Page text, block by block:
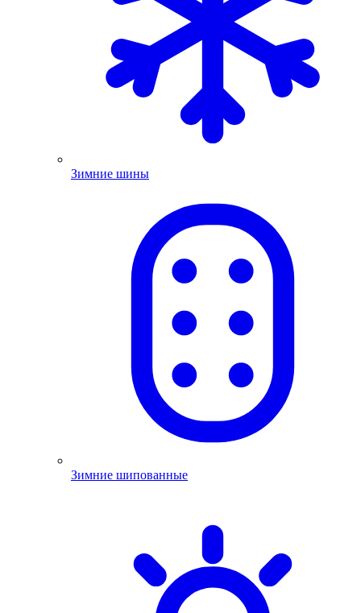
Зимние шины
Зимние шипованные